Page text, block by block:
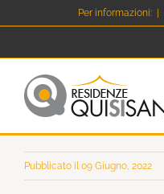
al
Per informazioni:
Pubblicato il 09 Giugno, 2022